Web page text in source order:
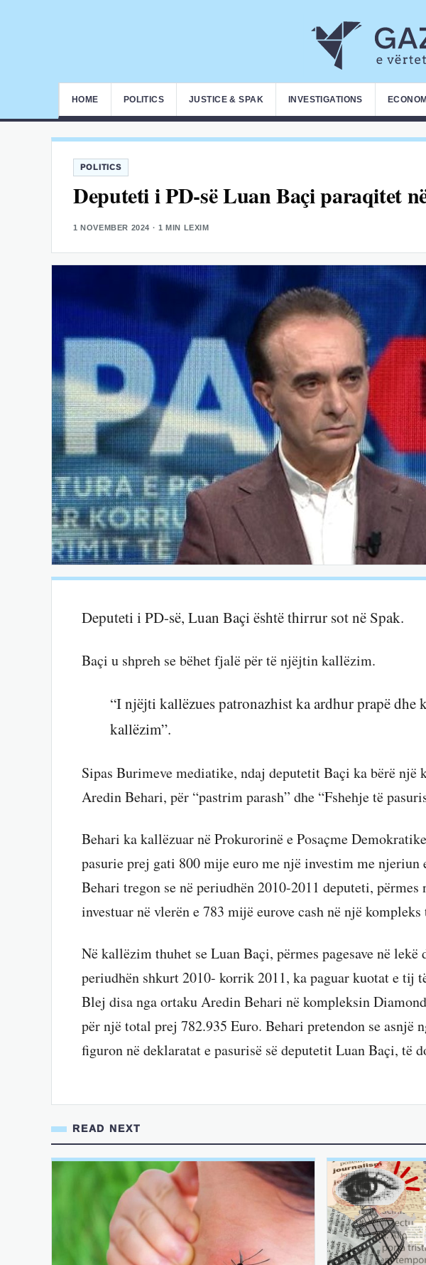
HOME POLITICS JUSTICE & SPAK INVESTIGATIONS
POLITICS
Deputeti i PD-së Luan Baçi paraqitet
1 NOVEMBER 2024 · 1 MIN LEXIM
Deputeti i PD-së, Luan Baçi është thirrur sot në Spak.
Baçi u shpreh se bëhet fjalë për të njëjtin kallëzim.
“I njëjti kallëzues patronazhist ka ardhur prapë dhe
kallëzim”.
Sipas Burimeve mediatike, ndaj deputetit Baçi ka bërë një
Aredin Behari, për “pastrim parash” dhe “Fshehje të
Behari ka kallëzuar në Prokurorinë e Posaçme
pasurie prej gati 800 mije euro me një investim me njeriun
Behari tregon se në periudhën 2010-2011 deputeti,
investuar në vlerën e 783 mijë eurove cash në një
Në kallëzim thuhet se Luan Baçi, përmes pagesave në lekë
periudhën shkurt 2010- korrik 2011, ka paguar kuotat e tij
Blej disa nga ortaku Aredin Behari në kompleksin
për një total prej 782.935 Euro. Behari pretendon se asnjë
figuron në deklaratat e pasurisë së deputetit Luan Baçi, të
READ NEXT